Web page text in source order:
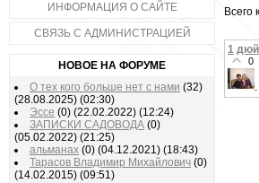
ИНФОРМАЦИЯ О САЙТЕ
СВЯЗЬ С АДМИНИСТРАЦИЕЙ
НОВОЕ НА ФОРУМЕ
О тех кого больше нет с нами (32)
(28.08.2025) (02:30)
Эссе (0) (22.02.2022) (12:24)
ЗАПИСКИ САДОВОДА (0)
(05.02.2022) (21:25)
альманах (0) (04.12.2021) (18:43)
Тарасов Владимир Михайлович (0)
(14.02.2015) (09:51)
Всего
1
0